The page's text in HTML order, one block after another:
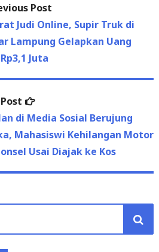
Post
post:
Judi Online, Supir Truk di
Lampung Gelapkan Uang
Juta
Next
post:
di Media Sosial Berujung
Mahasiswi Kehilangan Motor
Usai Diajak ke Kos